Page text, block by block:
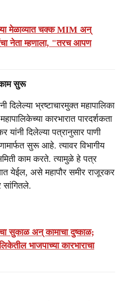
मेळाव्यात चक्क MIM अन्
नेता म्हणाला, "तरच आपण
सुरू
भ्रष्टाचारमुक्त महापालिका
कारभारात पारदर्शकता
दिलेल्या पत्रानुसार पाणी
सुरू आहे. त्यावर विभागीय
काम करते. त्यामुळे हे पत्र
येईल, असे महापौर समीर राजूरकर
सांगितले.
सुकाळ अन् कामाचा दुष्काळ;
भाजपाच्या कारभाराचा